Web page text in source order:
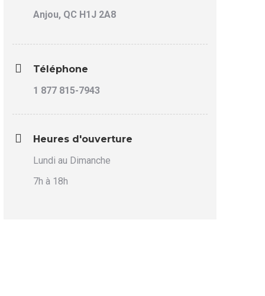
Anjou, QC H1J 2A8
Téléphone
1 877 815-7943
Heures d'ouverture
Lundi au Dimanche
7h à 18h